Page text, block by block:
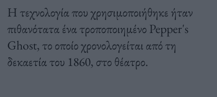
Η τεχνολογία που χρησιμοποιήθηκε ήταν
πιθανότατα ένα τροποποιημένο Pepper's
Ghost, το οποίο χρονολογείται από τη
δεκαετία του 1860, στο θέατρο.